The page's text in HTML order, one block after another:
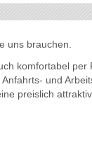
uns brauchen.
komfortabel
und
preislich